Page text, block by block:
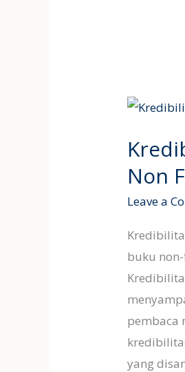
Non
Leave a
buku
pembaca
yang
Hal
Krusial
Non
Fiksi